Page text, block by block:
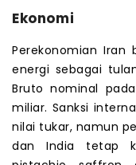
Ekonomi
Perekonomian
energi sebagai
Bruto nominal
miliar. Sanksi
nilai tukar, namun
dan India tetap